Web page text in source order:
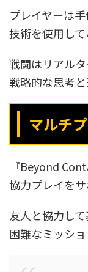
プレイヤーは
技術を使用して
戦闘はリアルタ
戦略的な思考と
マルチ
『Beyond
協力プレイをサ
友人と協力して
困難なミッシ